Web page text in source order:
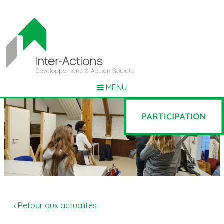
MENU
‹ Retour aux actualités